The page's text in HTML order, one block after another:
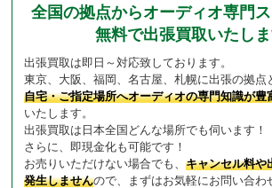
全国の拠点からオーディオ専門
無料で出張買取いたしま
出張買取は即日～対応致しております。
東京、大阪、福岡、名古屋、札幌に出張の拠点
自宅・ご指定場所へオーディオの専門知識が豊
いたします。
出張買取は日本全国どんな場所でも伺います！
さらに、即現金化も可能です！
お売りいただけない場合でも、 キャンセル料や
発生しませんので、まずはお気軽にお問い合わ